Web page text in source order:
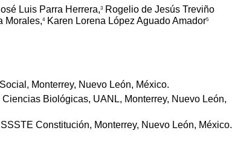
Luis Parra Herrera,3
Rogelio de Jesús Treviño
Morales,4Karen Lorena López Aguado Amador5
Monterrey, Nuevo León, México.
Biológicas, UANL, Monterrey, Nuevo León,
Constitución, Monterrey, Nuevo León, México.